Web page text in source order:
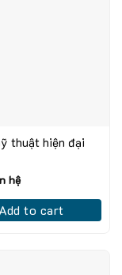
thuật hiện đại
hệ
Add to cart